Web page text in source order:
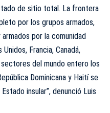
de sitio total. La frontera
por los grupos armados,
por la comunidad
Francia, Canadá,
del mundo entero los
Dominicana y Haití se
insular”, denunció Luis